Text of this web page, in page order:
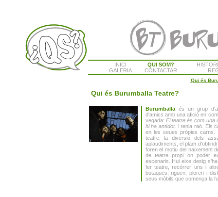
INICI QUI SOM?
GALERIA
CONTACTAR
Qui és
Qui és Burumballa Teatre?
Burumballaés un grup
d'amics amb una afició en
vegada: El teatre és com una
hi ha antídot. I tenia raó. Els
en les seues pròpies
teatre: la diversió dels
aplaudiments, el plaer
foren el motiu del naixement
de teatre propi on poder
escenaris. Hui eixe desig
fer teatre, recórrer uns i
butaques, riguen, ploren i
seus mòbils que comença la